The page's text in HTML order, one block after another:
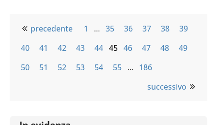
precedente 1 … 35 36 37 38
39
40
41 42 43 44 45 46 47 48
49
50
51 52 53 54 55 … 186
successivo